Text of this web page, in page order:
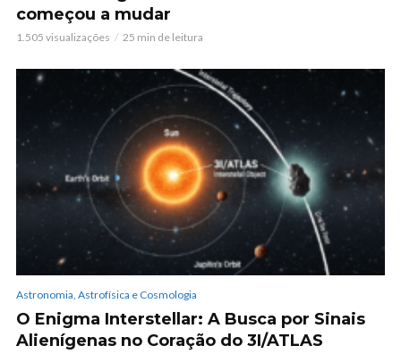
começou a mudar
1.505 visualizações 25 min de leitura
Astronomia, Astrofísica e Cosmologia
O Enigma Interstellar: A Busca por Sinais
Alienígenas no Coração do 3I/ATLAS